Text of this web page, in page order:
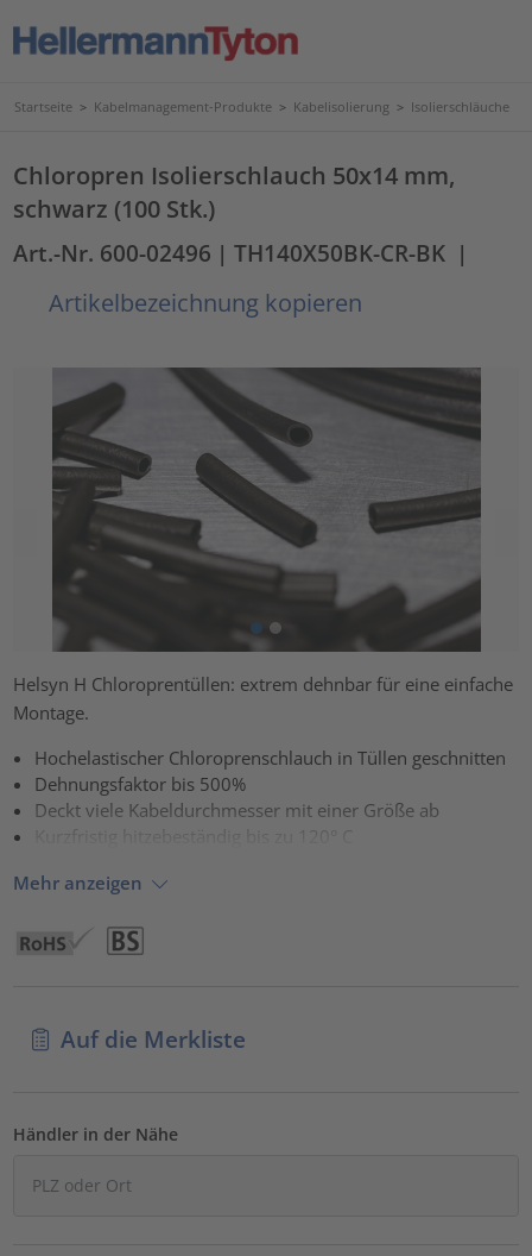
Startseite > Kabelmanagement-Produkte > Kabelisolierung > Isolierschläuche
Chloropren Isolierschlauch 50x14 mm,
schwarz (100 Stk.)
Art.-Nr. 600-02496 | TH140X50BK-CR-BK |
Artikelbezeichnung kopieren
Helsyn H Chloroprentüllen: extrem dehnbar für eine einfache
Montage.
Hochelastischer Chloroprenschlauch in Tüllen geschnitten
Dehnungsfaktor bis 500%
Deckt viele Kabeldurchmesser mit einer Größe ab
Kurzfristig hitzebeständig bis zu 120° C
Mehr anzeigen
Auf die Merkliste
Händler in der Nähe